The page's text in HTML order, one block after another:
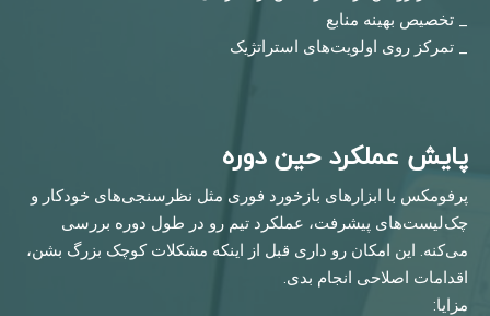
_ تخصیص بهینه منابع
_ تمرکز روی اولویت‌های استراتژیک
پایش عملکرد حین دوره
پرفومکس با ابزارهای بازخورد فوری مثل نظرسنجی‌های خودکار و
چک‌لیست‌های پیشرفت، عملکرد تیم رو در طول دوره بررسی
می‌کنه. این امکان رو داری قبل از اینکه مشکلات کوچک بزرگ بشن،
اقدامات اصلاحی انجام بدی.
مزایا: